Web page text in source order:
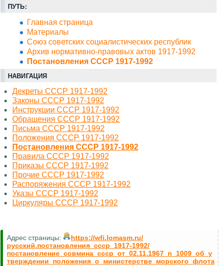
ПУТЬ:
Главная страница
Материалы
Союз советских социалистических республик
Архив нормативно-правовых актов 1917-1992
Постановления СССР 1917-1992
НАВИГАЦИЯ
Декреты СССР 1917-1992
Законы СССР 1917-1992
Инструкции СССР 1917-1992
Обращения СССР 1917-1992
Письма СССР 1917-1992
Положения СССР 1917-1992
Постановления СССР 1917-1992
Правила СССР 1917-1992
Приказы СССР 1917-1992
Прочие СССР 1917-1992
Распоряжения СССР 1917-1992
Указы СССР 1917-1992
Циркуляры СССР 1917-1992
Адрес страницы:
https://wfi.lomasm.ru/
русский.постановления_ссср_1917-1992/
постановление_совмина_ссср_от_02.11.1967_n_1009_об_у
тверждении_положения_о_министерстве_морского_флота